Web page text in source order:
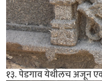
१३. पेडगाव येथीलच अजून